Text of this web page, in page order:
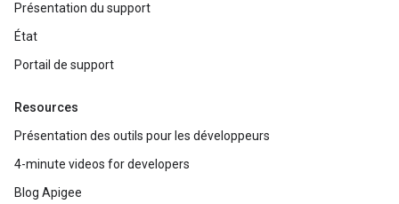
Présentation du support
État
Portail de support
Resources
Présentation des outils pour les développeurs
4-minute videos for developers
Blog Apigee